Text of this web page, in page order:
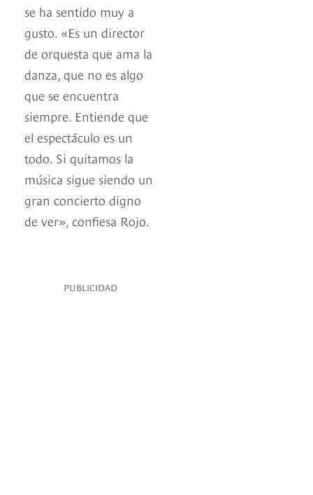
se ha sentido muy a
gusto. «Es un director
de orquesta que ama la
danza, que no es algo
que se encuentra
siempre. Entiende que
el espectáculo es un
todo. Si quitamos la
música sigue siendo un
gran concierto digno
de ver», confiesa Rojo.
PUBLICIDAD